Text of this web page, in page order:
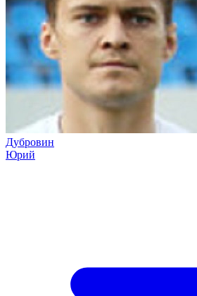
Дубровин
Юрий